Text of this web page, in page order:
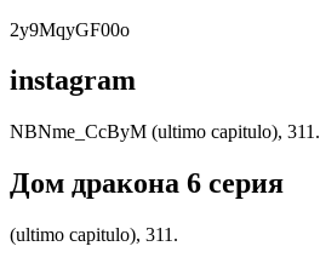
2y9MqyGF00o
instagram
NBNme_CcByM (ultimo capitulo), 311.
Дом дракона 6 серия
(ultimo capitulo), 311.